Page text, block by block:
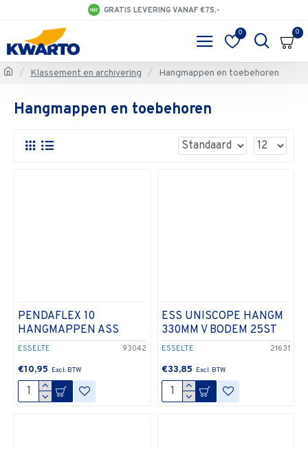
GRATIS LEVERING VANAF €75,-
0 0
Klassement en archivering Hangmappen en toebehoren
Hangmappen en toebehoren
ESSELTE 93042
PENDAFLEX 10
HANGMAPPEN ASS
€10,95
ESSELTE 21631
ESS UNISCOPE HANGM
330MM V BODEM 25ST
€33,85